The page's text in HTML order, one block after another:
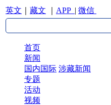
英文 藏文 APP | 微信
首页
新闻
国内国际 涉藏新闻
专题
活动
视频